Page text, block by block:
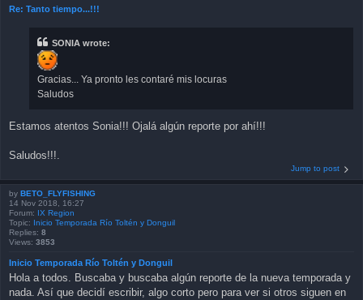
Re: Tanto tiempo...!!!
SONIA wrote:
Gracias... Ya pronto les contaré mis locuras
Saludos
Estamos atentos Sonia!!! Ojalá algún reporte por ahí!!!
Saludos!!!.
Jump to post
by BETO_FLYFISHING
14 Nov 2018, 16:27
Forum: IX Region
Topic: Inicio Temporada Río Toltén y Donguil
Replies: 8
Views: 3853
Inicio Temporada Río Toltén y Donguil
Hola a todos. Buscaba y buscaba algún reporte de la nueva temporada y
nada. Así que decidí escribir, algo corto pero para ver si otros siguen en